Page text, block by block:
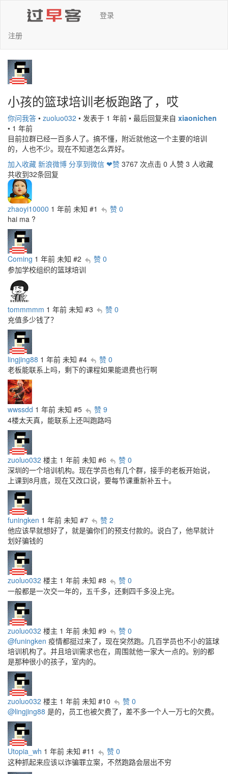
登录
注册
小孩的篮球培训老板跑路了，哎
你问我答 • zuoluo032 • 发表于 1 年前 • 最后回复来自 xiaonichen
• 1 年前
目前拉群已经一百多人了。搞不懂，附近就他这一个主要的培训
的，人也不少。现在不知道怎么弄好。
加入收藏 新浪微博 分享到微信 ❤赞 3767 次点击 0 人赞 3 人收藏
共收到32条回复
zhaoyi10000 1 年前 未知 #1
赞 0
hai ma ?
Coming 1 年前 未知 #2
赞 0
参加学校组织的篮球培训
tommmmm 1 年前 未知 #3
赞 0
充值多少钱了？
lingjing88 1 年前 未知 #4
赞 0
老板能联系上吗，剩下的课程如果能退费也行啊
wwssdd 1 年前 未知 #5
赞 9
4楼太天真，能联系上还叫跑路吗
zuoluo032 楼主 1 年前 未知 #6
赞 0
深圳的一个培训机构。现在学员也有几个群，接手的老板开始说，
上课到8月底，现在又改口说，要每节课重新补五十。
funingken 1 年前 未知 #7
赞 2
他应该早就想好了，就是骗你们的预支付款的。说白了，他早就计
划好骗钱的
zuoluo032 楼主 1 年前 未知 #8
赞 0
一般都是一次交一年的，五千多，还剩四千多没上完。
zuoluo032 楼主 1 年前 未知 #9
赞 0
@funingken 疫情都挺过来了，现在突然跑。几百学员也不小的篮球
培训机构了。并且培训需求也在，周围就他一家大一点的。别的都
是那种很小的孩子，室内的。
zuoluo032 楼主 1 年前 未知 #10
赞 0
@lingjing88 是的，员工也被欠费了，差不多一个人一万七的欠费。
Utopia_wh 1 年前 未知 #11
赞 0
这种抓起来应该以诈骗罪立案，不然跑路会层出不穷